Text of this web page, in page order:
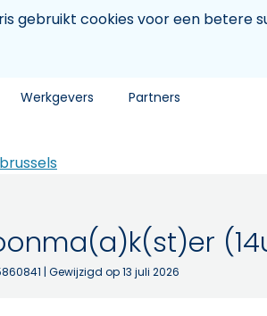
gebruikt cookies voor een betere
Werkgevers Partners
| Gewijzigd op 13 juli 2026